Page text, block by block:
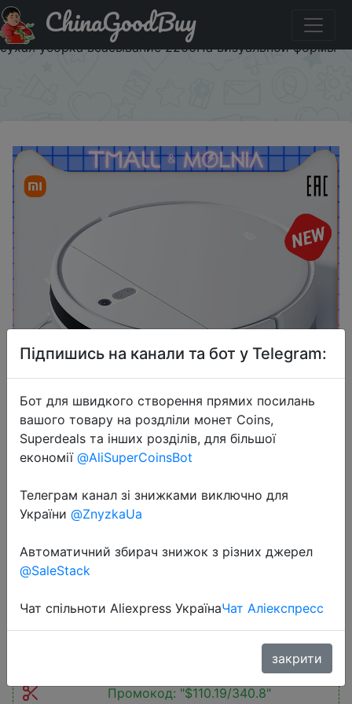
Промокод на знижку $110.19/340.8 Робот пылесос
xiaomi Mi Robot Vacuum-Mop 2 Lite влагозащищенный и
сухая уборка всасывание 2200Па визуальной формы
ChinaGoodBuy
2022-05-16
Vacuum-Mop 2 Lite
влагозащищенный и сухая уборка
всасывание 2200Па визуальной
формы
16990 руб.
Промокод: "$110.19/340.8"
Підпишись на канали та бот у Telegram:
Бот для швидкого створення прямих посилань
вашого товару на роздліли монет Coins,
Superdeals та інших розділів, для більшої
економії @AliSuperCoinsBot
Телеграм канал зі знижками виключно для
України @ZnyzkaUa
Автоматичний збирач знижок з різних джерел
@SaleStack
Чат спільноти Aliexpress УкраїнаЧат Аліекспресс
закрити